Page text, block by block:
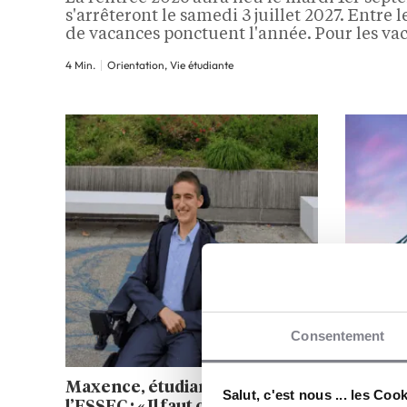
Consentement
Salut, c'est nous ... les
s'arrêteront le samedi 3 juillet 2027. Entre
de vacances ponctuent l'année. Pour les
établissement. Voici tout le calendrier, zone
4 Min. Orientation, Vie étudiante
Maxence, étudiant en fauteuil à
King’s